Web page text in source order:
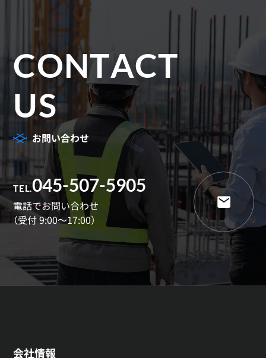
CONTACT
US
お問い合わせ
TEL.045-507-5905
電話でお問い合わせ
（受付 9:00～17:00）
会社情報